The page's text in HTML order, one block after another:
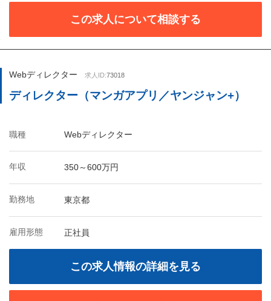
この求人について相談する
Webディレクター 求人ID:73018
ディレクター（マンガアプリ／ヤンジャン+）
職種 Webディレクター
年収 350～600万円
勤務地 東京都
雇用形態 正社員
この求人情報の詳細を見る